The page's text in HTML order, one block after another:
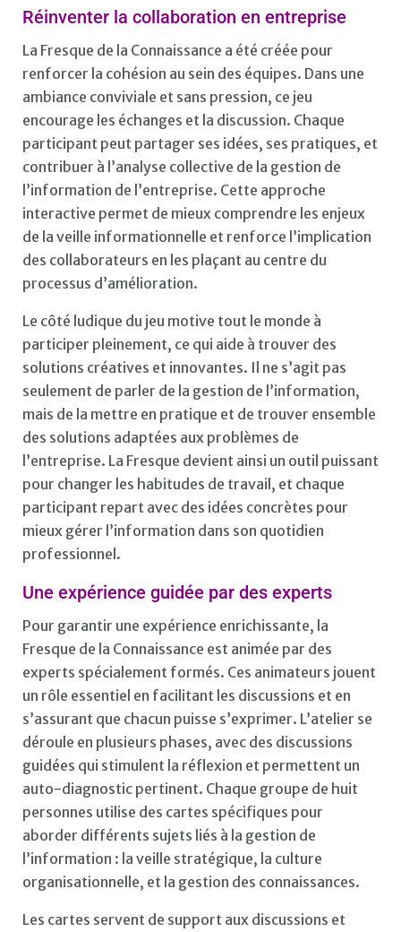
Réinventer la collaboration en entreprise
La Fresque de la Connaissance a été créée pour
renforcer la cohésion au sein des équipes. Dans une
ambiance conviviale et sans pression, ce jeu
encourage les échanges et la discussion. Chaque
participant peut partager ses idées, ses pratiques, et
contribuer à l’analyse collective de la gestion de
l’information de l’entreprise. Cette approche
interactive permet de mieux comprendre les enjeux
de la veille informationnelle et renforce l’implication
des collaborateurs en les plaçant au centre du
processus d’amélioration.
Le côté ludique du jeu motive tout le monde à
participer pleinement, ce qui aide à trouver des
solutions créatives et innovantes. Il ne s’agit pas
seulement de parler de la gestion de l’information,
mais de la mettre en pratique et de trouver ensemble
des solutions adaptées aux problèmes de
l’entreprise. La Fresque devient ainsi un outil puissant
pour changer les habitudes de travail, et chaque
participant repart avec des idées concrètes pour
mieux gérer l’information dans son quotidien
professionnel.
Une expérience guidée par des experts
Pour garantir une expérience enrichissante, la
Fresque de la Connaissance est animée par des
experts spécialement formés. Ces animateurs jouent
un rôle essentiel en facilitant les discussions et en
s’assurant que chacun puisse s’exprimer. L’atelier se
déroule en plusieurs phases, avec des discussions
guidées qui stimulent la réflexion et permettent un
auto-diagnostic pertinent. Chaque groupe de huit
personnes utilise des cartes spécifiques pour
aborder différents sujets liés à la gestion de
l’information : la veille stratégique, la culture
organisationnelle, et la gestion des connaissances.
Les cartes servent de support aux discussions et